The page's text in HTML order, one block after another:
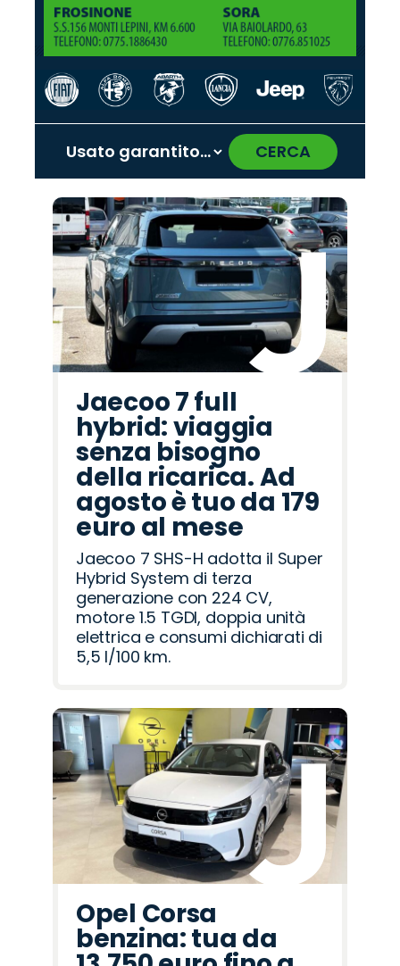
CERCA
Promo
Land
Rover
Promo
Jeep
Promo
Cupra
Promo
Seat
Promo
Citroën
Promo
Peugeot
Promo
Hyundai
Promo
Mazda
Promo
Alfa
Romeo
Promo
Omoda
Promo
Fiat
Promo
Abarth
Promo
Lancia
Promo
Opel
Promo
Jaecoo
‹ ›
Jaecoo 7 full
hybrid: viaggia
senza bisogno
della ricarica. Ad
agosto è tuo da 179
euro al mese
Jaecoo 7 SHS-H adotta il Super
Hybrid System di terza
generazione con 224 CV,
motore 1.5 TGDI, doppia unità
elettrica e consumi dichiarati di
5,5 l/100 km.
Opel Corsa
benzina: tua da